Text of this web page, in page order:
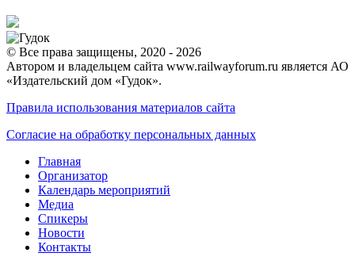
© Все права защищены, 2020 - 2026
Автором и владельцем сайта www.railwayforum.ru является АО
«Издательский дом «Гудок».
Правила использования материалов сайта
Согласие на обработку персональных данных
Главная
Организатор
Календарь мероприятий
Медиа
Спикеры
Новости
Контакты